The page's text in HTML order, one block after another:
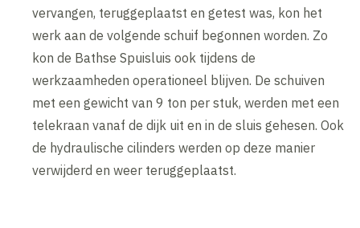
vervangen, teruggeplaatst en getest was, kon het
werk aan de volgende schuif begonnen worden. Zo
kon de Bathse Spuisluis ook tijdens de
werkzaamheden operationeel blijven. De schuiven
met een gewicht van 9 ton per stuk, werden met een
telekraan vanaf de dijk uit en in de sluis gehesen. Ook
de hydraulische cilinders werden op deze manier
verwijderd en weer teruggeplaatst.